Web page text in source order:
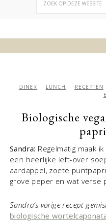
DINER LUNCH RECEPTEN
Biologische
Sandra: Regelmatig maak
een heerlijke left-over
aardappel, zoete
grove peper en wat verse
Sandra’s vorige recept
biologische